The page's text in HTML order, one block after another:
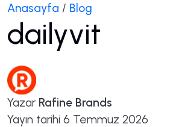
Anasayfa / Blog
dailyvit
Yazar Rafine Brands
Yayın tarihi 6 Temmuz 2026